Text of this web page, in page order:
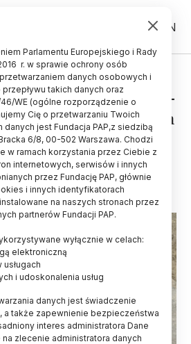
PL EN
odkryli XIII-
nagrobną w centrum
21.05.2026
Parlamentu Europejskiego i Rady
r. w sprawie ochrony osób
danych osobowych i
takich danych oraz
WE (ogólne rozporządzenie o
Cię o przetwarzaniu Twoich
danych jest Fundacja PAP,z siedzibą
6/8, 00-502 Warszawa. Chodzi
w ramach korzystania przez Ciebie z
internetowych, serwisów i innych
przez Fundację PAP, głównie
i innych identyfikatorach
na naszych stronach przez
partnerów Fundacji PAP.
wyłącznie w celach:
elektroniczną
i udoskonalenia usług
danych jest świadczenie
a także zapewnienie bezpieczeństwa
interes administratora Dane
zlecenie administratora danych